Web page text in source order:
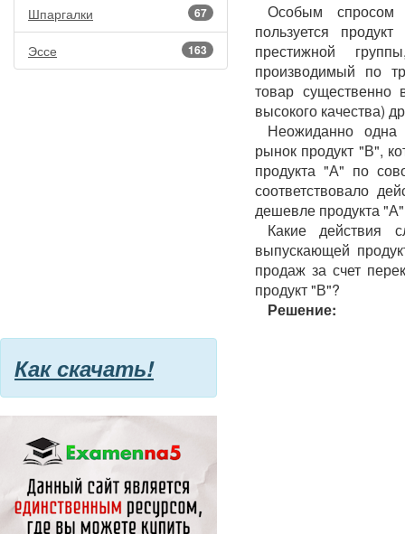
67
Шпаргалки
163
Эссе
Особым спросом
пользуется
престижной
производимый по
товар
высокого качества)
Неожиданно одна
рынок продукт "В",
продукта "А" по
соответствовало
дешевле продукта
Какие действия
выпускающей
продаж за счет
продукт "В"?
Решение:
Как скачать!